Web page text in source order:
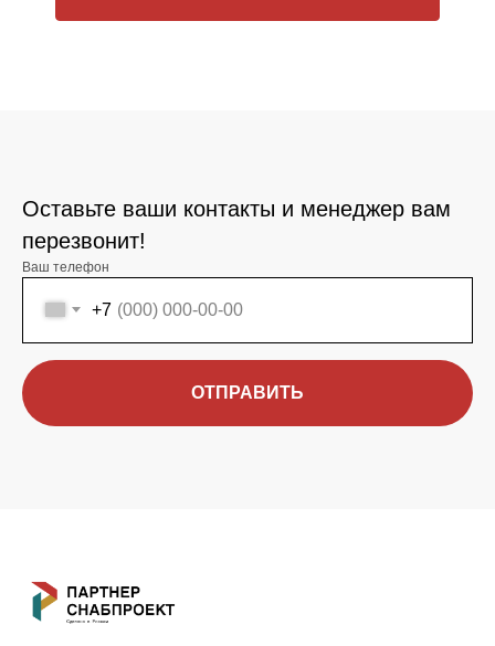
Оставьте ваши контакты и менеджер вам
перезвонит!
Ваш телефон
+7
ОТПРАВИТЬ